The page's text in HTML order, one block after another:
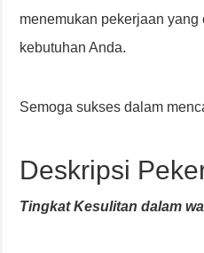
menemukan pekerjaan
kebutuhan Anda.
Semoga sukses dalam
Deskripsi
Tingkat Kesulitan dalam